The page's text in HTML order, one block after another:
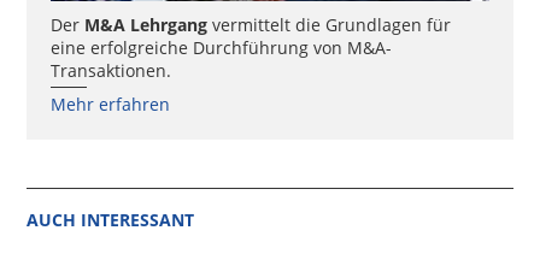
Der M&A Lehrgang vermittelt die Grundlagen für
eine erfolgreiche Durchführung von M&A-
Transaktionen.
Mehr erfahren
AUCH INTERESSANT